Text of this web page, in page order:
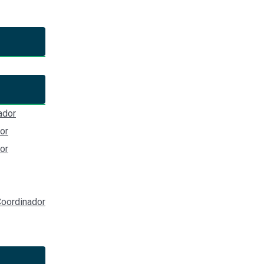
Órgano de Gobierno de la
Jalisco
Ejecutiva del Sistema Estatal Anticorrucpión de Jalisco
Col Americana, Americana, 44100 Guadalajara, Jalisco)